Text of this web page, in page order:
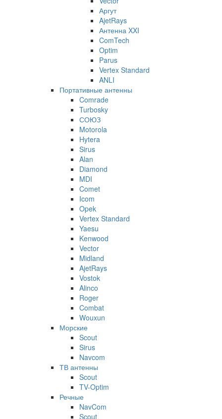
Аргут
AjetRays
Антенна XXI
ComTech
Optim
Parus
Vertex Standard
ANLI
Портативные антенны
Comrade
Turbosky
СОЮЗ
Motorola
Hytera
Sirus
Alan
Diamond
MDI
Comet
Icom
Opek
Vertex Standard
Yaesu
Kenwood
Vector
Midland
AjetRays
Vostok
Alinco
Roger
Combat
Wouxun
Морские
Scout
Sirus
Navcom
ТВ антенны
Scout
TV-Optim
Речные
NavCom
Scout